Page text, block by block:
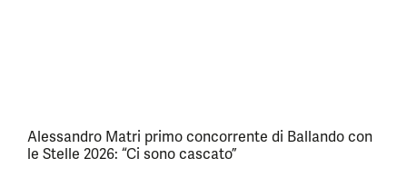
Alessandro Matri primo concorrente di Ballando con
le Stelle 2026: “Ci sono cascato”